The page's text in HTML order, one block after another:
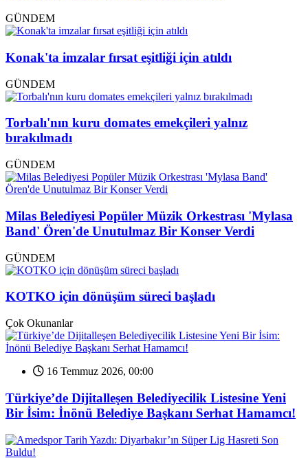
GÜNDEM
Konak'ta imzalar fırsat eşitliği için atıldı
GÜNDEM
Torbalı'nın kuru domates emekçileri yalnız
bırakılmadı
GÜNDEM
Milas Belediyesi Popüler Müzik Orkestrası 'Mylasa
Band' Ören'de Unutulmaz Bir Konser Verdi
GÜNDEM
KOTKO için dönüşüm süreci başladı
Çok Okunanlar
16 Temmuz 2026, 00:00
Türkiye’de Dijitalleşen Belediyecilik Listesine Yeni
Bir İsim: İnönü Belediye Başkanı Serhat Hamamcı!